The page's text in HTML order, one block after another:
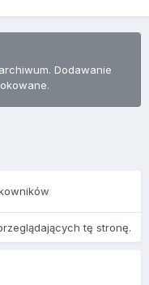
Dodawanie
tę stronę.